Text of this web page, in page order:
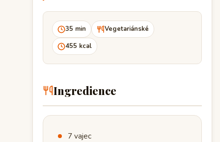
35 min
Vegetariánské
455 kcal
Ingredience
7 vajec